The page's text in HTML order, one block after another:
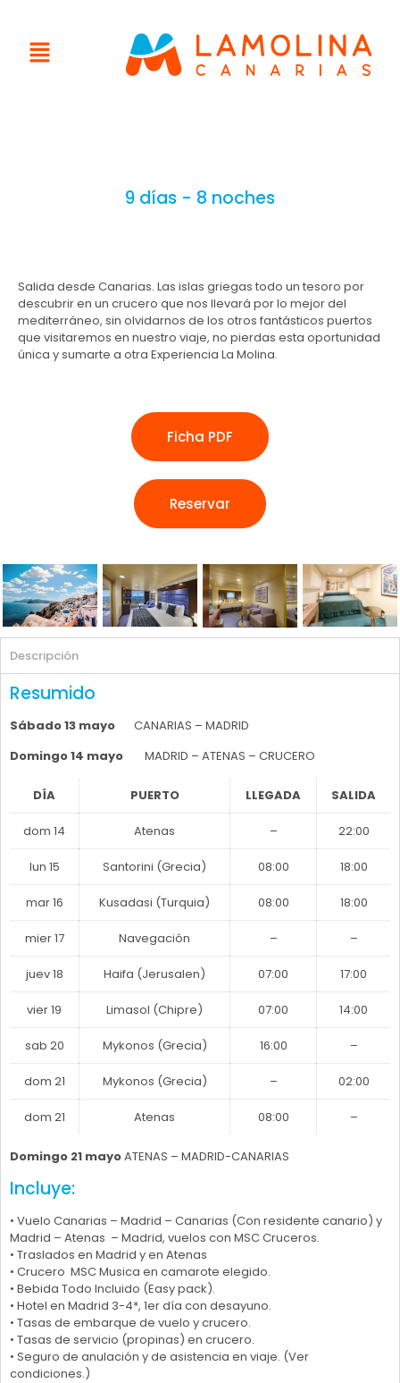
9 días - 8 noches
Salida desde Canarias. Las islas griegas todo un tesoro por
descubrir en un crucero que nos llevará por lo mejor del
mediterráneo, sin olvidarnos de los otros fantásticos puertos
que visitaremos en nuestro viaje, no pierdas esta oportunidad
única y sumarte a otra Experiencia La Molina.
Ficha PDF
Reservar
Descripción
Resumido
Sábado 13 mayo
CANARIAS – MADRID
Domingo 14 mayo
MADRID – ATENAS – CRUCERO
DÍA PUERTO LLEGADA SALIDA
dom 14 Atenas – 22:00
lun 15 Santorini (Grecia) 08:00 18:00
mar 16 Kusadasi (Turquia) 08:00 18:00
mier 17 Navegación – –
juev 18 Haifa (Jerusalen) 07:00 17:00
vier 19 Limasol (Chipre) 07:00 14:00
sab 20 Mykonos (Grecia) 16:00 –
dom 21 Mykonos (Grecia) – 02:00
dom 21 Atenas 08:00 –
Domingo 21 mayoATENAS – MADRID-CANARIAS
Incluye:
• Vuelo Canarias – Madrid – Canarias (Con residente canario) y
Madrid – Atenas – Madrid, vuelos con MSC Cruceros.
• Traslados en Madrid y en Atenas
• Crucero MSC Musica en camarote elegido.
• Bebida Todo Incluido (Easy pack).
• Hotel en Madrid 3-4*, 1er día con desayuno.
• Tasas de embarque de vuelo y crucero.
• Tasas de servicio (propinas) en crucero.
• Seguro de anulación y de asistencia en viaje. (Ver
condiciones.)